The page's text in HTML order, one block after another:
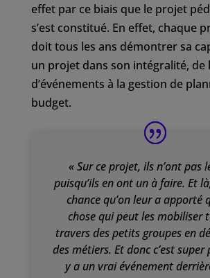
effet par ce biais que le projet
s’est constitué. En effet, chaque
doit tous les ans démontrer sa
un projet dans son intégralité, de
d’événements à la gestion de
budget.
«Sur ce projet, ils n’ont pas
puisqu’ils en ont un à faire. Et
chance qu’on leur a apporté
chose qui peut les mobiliser
travers des petits groupes en
des métiers. Et donc c’est super
y a un vrai événement